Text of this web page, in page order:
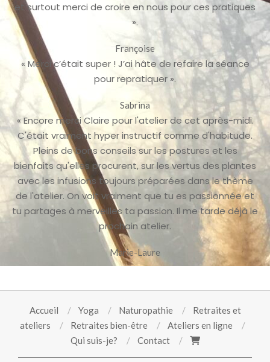
et surtout merci de croire en nous pour ces pratiques
».
Françoise
« Merci c’était super ! J’ai hâte de refaire la séance
pour repratiquer ».
Sabrina
« Encore merci Claire pour l'atelier de cet après-midi.
C'était vraiment hyper instructif comme d'habitude.
Pleins de bons conseils sur les postures et les
bienfaits qu'elles procurent, sur les vertus des plantes
avec les infusions toujours préparées dans le thème
de l'atelier. On voit vraiment que tu es passionnée et
tu partages à merveilles ta passion. Il me tarde déjà le
prochain atelier.
Marie-Laure
Accueil Yoga Naturopathie
Retraites et
ateliers
Retraites bien-être
Ateliers en ligne
Qui suis-je?
Contact